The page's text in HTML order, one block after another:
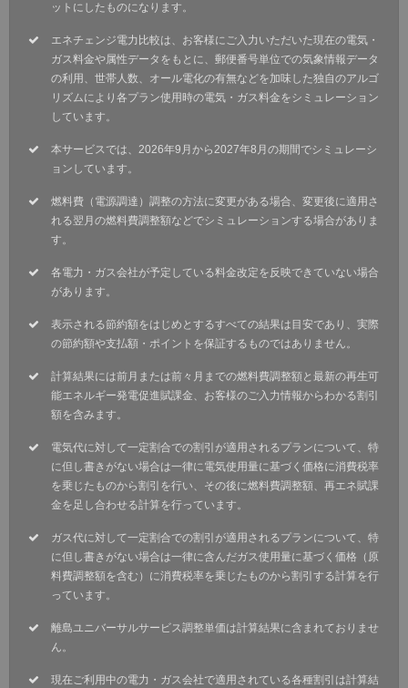
ットにしたものになります。
エネチェンジ電力比較は、お客様にご入力いただいた現在の電気・
ガス料金や属性データをもとに、郵便番号単位での気象情報データ
の利用、世帯人数、オール電化の有無などを加味した独自のアルゴ
リズムにより各プラン使用時の電気・ガス料金をシミュレーション
しています。
本サービスでは、2026年9月から2027年8月の期間でシミュレーシ
ョンしています。
燃料費（電源調達）調整の方法に変更がある場合、変更後に適用さ
れる翌月の燃料費調整額などでシミュレーションする場合がありま
す。
各電力・ガス会社が予定している料金改定を反映できていない場合
があります。
表示される節約額をはじめとするすべての結果は目安であり、実際
の節約額や支払額・ポイントを保証するものではありません。
計算結果には前月または前々月までの燃料費調整額と最新の再生可
能エネルギー発電促進賦課金、お客様のご入力情報からわかる割引
額を含みます。
電気代に対して一定割合での割引が適用されるプランについて、特
に但し書きがない場合は一律に電気使用量に基づく価格に消費税率
を乗じたものから割引を行い、その後に燃料費調整額、再エネ賦課
金を足し合わせる計算を行っています。
ガス代に対して一定割合での割引が適用されるプランについて、特
に但し書きがない場合は一律に含んだガス使用量に基づく価格（原
料費調整額を含む）に消費税率を乗じたものから割引する計算を行
っています。
離島ユニバーサルサービス調整単価は計算結果に含まれておりませ
ん。
現在ご利用中の電力・ガス会社で適用されている各種割引は計算結